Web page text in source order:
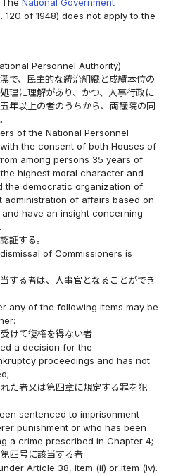
TheNational Government
120 of 1948) does not apply to the
Personnel Authority)
で、民主的な統治組織と成績本位の
理に理解があり、かつ、人事行政に
年以上の者のうちから、両議院の同
of the National Personnel
the consent of both Houses of
among persons 35 years of
highest moral character and
the democratic organization of
of affairs based on
have an insight concerning
証する。
of Commissioners is
する者は、人事官となることができ
any of the following items may be
けて復権を得ない者
a decision for the
proceedings and has not
た者又は第四章に規定する罪を犯
sentenced to imprisonment
punishment or who has been
a crime prescribed in Chapter 4;
四号に該当する者
Article 38, item (ii) or item (iv).